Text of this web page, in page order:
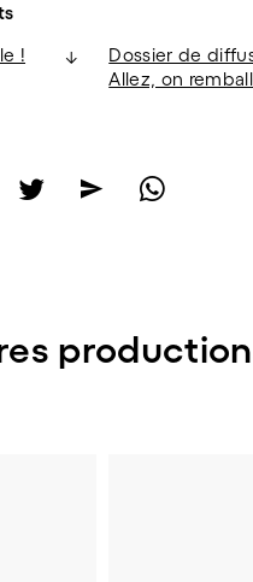
!
↓
Dossier de
Allez, on
t e w